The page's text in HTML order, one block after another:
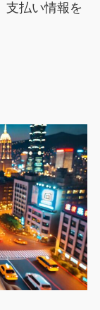
支払い情報を